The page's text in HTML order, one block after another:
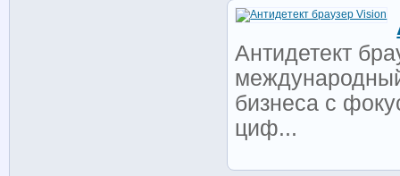
Антидетект
бизнеса с
циф...